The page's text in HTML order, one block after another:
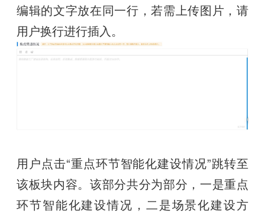
编辑的文字放在同一行，若需上传图片，请
用户换行进行插入。
用户点击“重点环节智能化建设情况”跳转至
该板块内容。该部分共分为部分，一是重点
环节智能化建设情况，二是场景化建设方